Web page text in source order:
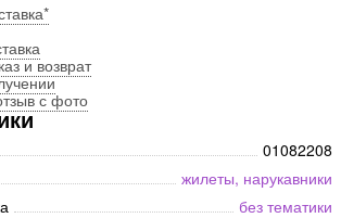
и возврат
с фото
01082208
жилеты, нарукавники
без тематики